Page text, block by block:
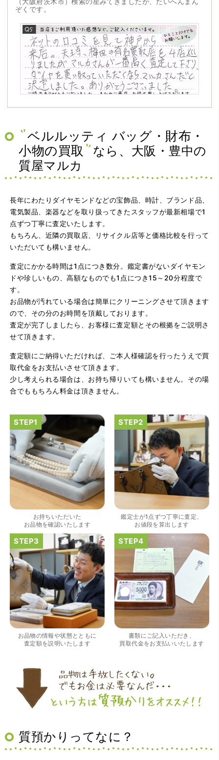
ぞくです。
（大阪府大阪市）問い合わせから非常に分かり易く、安心
して利用できた。また、思ったよりも高額だったので助か
りました。
（大阪府大阪市）とてもプロな鑑定士さんがいて的確にア
なって頂いてありがとうございます! お店の雰囲気もやらし
さがなく、とても入ってゆっくりできる落ちついた敷居の
高いお店です。また鑑定士さんに会いたいです。
（大阪府大阪市）きれいにして頂いたうえで質入れ金額を
出していただいたのが初めてで感動しました。
（大阪府大阪市）すごく丁寧に対応して頂きました。 ホー
ムページの皆様の評価がとても良かったので、質屋自体初
めての利用でしたが、対応して頂きました担当の方もすご
く良かったです。 これから質屋をご利用される方は是非オ
ススメです。
やすくとても良い時間になりました!!満足出来る買取です。
本当に有難う御座います!!
ベルルッティ バッグ・財布・
小物の買取
なら、大阪・豊中の
質屋マルカ
長年にわたりダイヤモンドなどの宝飾品、時計、ブランド品、
電気製品、楽器などを取り扱ってきたスタッフが最新相場で1
点ずつ丁寧に査定いたします。
もちろん、近隣の買取店、リサイクル店等と価格比較を行って
いただいても構いません。
査定にかかる時間は1点につき数分。鑑定書がないダイヤモン
ドや珍しいもの、高額なものでも1点につき15～20分程度で
す。
お品物が汚れている場合は簡単にクリーニングさせて頂きます
ので、その分のお時間を頂戴しております。
査定が完了しましたら、お客様に査定額とその根拠をご説明さ
せて頂きます。
査定額にご納得いただければ、ご本人様確認を行ったうえで買
取代金をお支払いさせて頂きます。
少し考えられる場合は、お持ち帰りいても構いません。その場
合でももちろん料金は頂きません。
お持ちいただいた
お品物を確認いたします
鑑定士が1点ずつ丁寧に査定、
お値段を算出します
お品物の情報や状態とともに
査定額を説明いたします
書類にご記入いただき、
買取代金をお支払いいたします
質預かりってなに？